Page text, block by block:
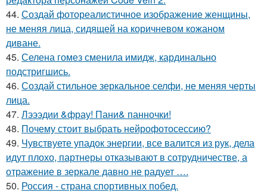
44. Создай фотореалистичное изображение женщины,
не меняя лица, сидящей на коричневом кожаном
диване.
45. Селена гомез сменила имидж, кардинально
подстригшись.
46. Создай стильное зеркальное селфи, не меняя черты
лица.
47. Лэээдии &фрау! Пани& панночки!
48. Почему стоит выбрать нейрофотосессию?
49. Чувствуете упадок энергии, все валится из рук, дела
идут плохо, партнеры отказывают в сотрудничестве, а
отражение в зеркале давно не радует ….
50. Россия - страна спортивных побед.